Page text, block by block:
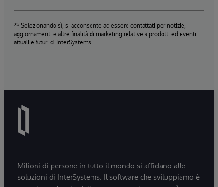
** Selezionando sì, si acconsente ad essere contattati per notizie,
aggiornamenti e altre finalità di marketing relative a prodotti ed eventi
attuali e futuri di InterSystems.
Milioni di persone in tutto il mondo si affidano alle
soluzioni di InterSystems. Il software che sviluppiamo è